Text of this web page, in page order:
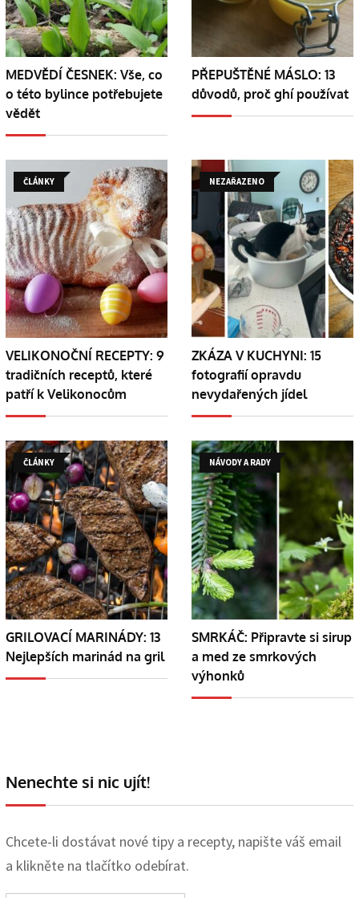
MEDVĚDÍ ČESNEK: Vše, co
o této bylince potřebujete
vědět
PŘEPUŠTĚNÉ MÁSLO: 13
důvodů, proč ghí používat
ČLÁNKY
VELIKONOČNÍ RECEPTY: 9
tradičních receptů, které
patří k Velikonocům
NEZAŘAZENO
ZKÁZA V KUCHYNI: 15
fotografií opravdu
nevydařených jídel
ČLÁNKY
GRILOVACÍ MARINÁDY: 13
Nejlepších marinád na gril
NÁVODY A RADY
SMRKÁČ: Připravte si sirup
a med ze smrkových
výhonků
Nenechte si nic ujít!
Chcete-li dostávat nové tipy a recepty, napište váš email
a klikněte na tlačítko odebírat.